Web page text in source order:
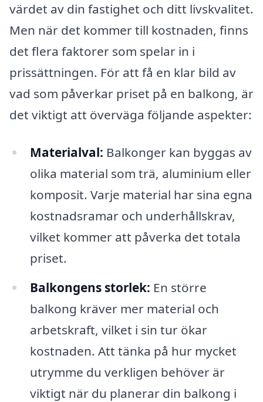
värdet av din fastighet och ditt livskvalitet.
Men när det kommer till kostnaden, finns
det flera faktorer som spelar in i
prissättningen. För att få en klar bild av
vad som påverkar priset på en balkong, är
det viktigt att överväga följande aspekter:
Materialval: Balkonger kan byggas av
olika material som trä, aluminium eller
komposit. Varje material har sina egna
kostnadsramar och underhållskrav,
vilket kommer att påverka det totala
priset.
Balkongens storlek: En större
balkong kräver mer material och
arbetskraft, vilket i sin tur ökar
kostnaden. Att tänka på hur mycket
utrymme du verkligen behöver är
viktigt när du planerar din balkong i